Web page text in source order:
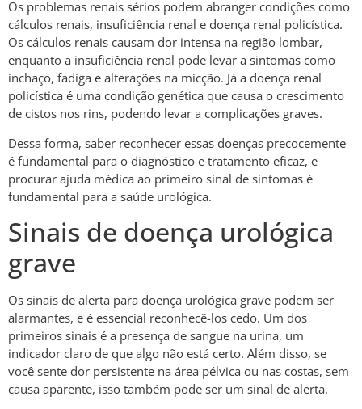
Os problemas renais sérios podem abranger condições como
cálculos renais, insuficiência renal e doença renal policística.
Os cálculos renais causam dor intensa na região lombar,
enquanto a insuficiência renal pode levar a sintomas como
inchaço, fadiga e alterações na micção. Já a doença renal
policística é uma condição genética que causa o crescimento
de cistos nos rins, podendo levar a complicações graves.
Dessa forma, saber reconhecer essas doenças precocemente
é fundamental para o diagnóstico e tratamento eficaz, e
procurar ajuda médica ao primeiro sinal de sintomas é
fundamental para a saúde urológica.
Sinais de doença urológica
grave
Os sinais de alerta para doença urológica grave podem ser
alarmantes, e é essencial reconhecê-los cedo. Um dos
primeiros sinais é a presença de sangue na urina, um
indicador claro de que algo não está certo. Além disso, se
você sente dor persistente na área pélvica ou nas costas, sem
causa aparente, isso também pode ser um sinal de alerta.